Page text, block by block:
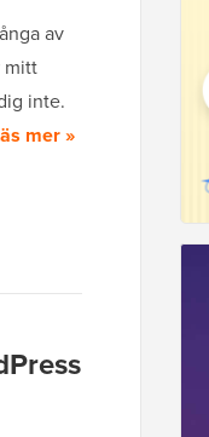
av
mitt
inte.
mer »